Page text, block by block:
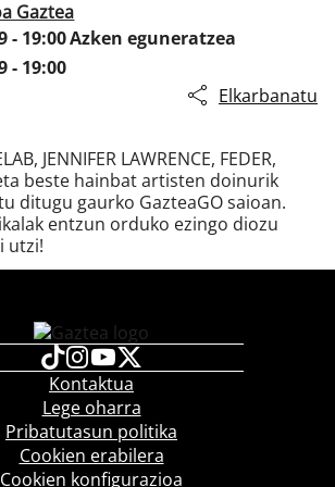
Gaztea
- 19:00Azken eguneratzea
- 19:00
Elkarbanatu
JENNIFER LAWRENCE, FEDER,
beste hainbat artisten doinurik
ditugu gaurko GazteaGO saioan.
entzun orduko ezingo diozu
utzi!
Kontaktua
Lege oharra
Pribatutasun politika
Cookien erabilera
Cookien konfigurazioa